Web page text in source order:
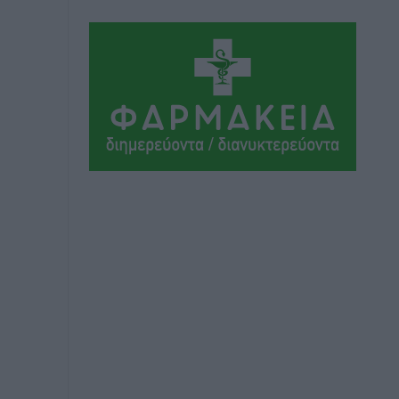
πριν 2 ώρες
Ολοκλήρωση του έργου αναβάθμισης
των υποδομών του Νεστορίδειου
Μελάθρου
Τοπικές Ειδήσεις• πριν 3 ώρες